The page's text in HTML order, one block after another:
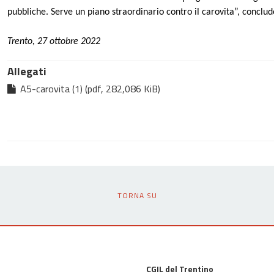
pubbliche. Serve un piano straordinario contro il carovita”,
Trento, 27 ottobre 2022
Allegati
A5-carovita (1) (pdf, 282,086 KiB)
TORNA SU
CGIL del Trentino